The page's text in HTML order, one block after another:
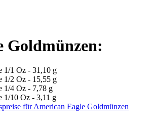
Goldmünzen:
1/1 Oz - 31,10 g
1/2 Oz - 15,55 g
1/4 Oz - 7,78 g
1/10 Oz - 3,11 g
für American Eagle Goldmünzen